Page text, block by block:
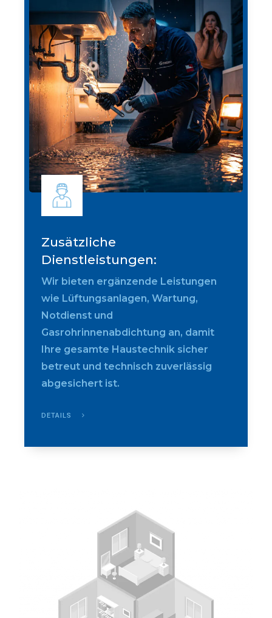
Zusätzliche
Dienstleistungen:
Wir bieten ergänzende Leistungen
wie Lüftungsanlagen, Wartung,
Notdienst und
Gasrohrinnenabdichtung an, damit
Ihre gesamte Haustechnik sicher
betreut und technisch zuverlässig
abgesichert ist.
DETAILS